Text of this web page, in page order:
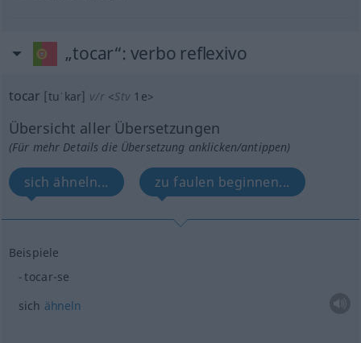
„tocar“: verbo reflexivo
tocar [tuˈkar] v/r <Stv 1e>
Übersicht aller Übersetzungen
(Für mehr Details die Übersetzung anklicken/antippen)
sich ähneln... zu faulen beginnen...
Beispiele
tocar-se
sich ähneln